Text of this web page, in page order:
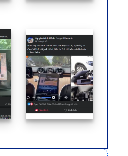
TRÍ XE HƠI ZKAR